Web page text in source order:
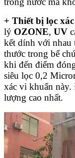
+ Thiết bị lọc
lý OZONE, UV
kết dính với nhau
thước trong bể
khi đến điểm
siêu lọc 0,2
xác vi khuẩn này.
lượng cao nhất.